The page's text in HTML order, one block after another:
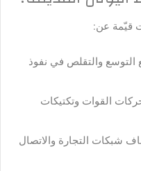
قيّمة عن:
التوسع والتقلص في نفوذ
القوات وتكتيكات
شبكات التجارة والاتصال